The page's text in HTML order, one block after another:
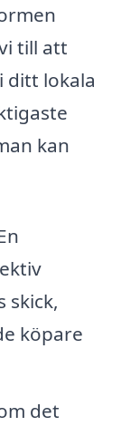
till att
ditt lokala
kan
skick,
köpare
det